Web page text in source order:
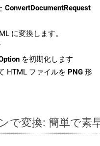
ConvertDocumentRequest
に変換します。
を初期化します
HTML ファイルを PNG 形
で変換: 簡単で素